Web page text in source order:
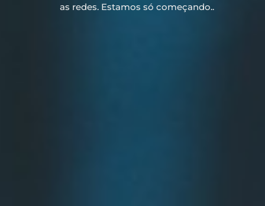
as redes. Estamos só começando..